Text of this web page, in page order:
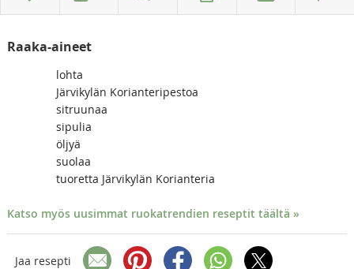
Raaka-aineet
lohta
Järvikylän Korianteripestoa
sitruunaa
sipulia
öljyä
suolaa
tuoretta Järvikylän Korianteria
Katso myös uusimmat ruokatrendien reseptit täältä »
Jaa resepti